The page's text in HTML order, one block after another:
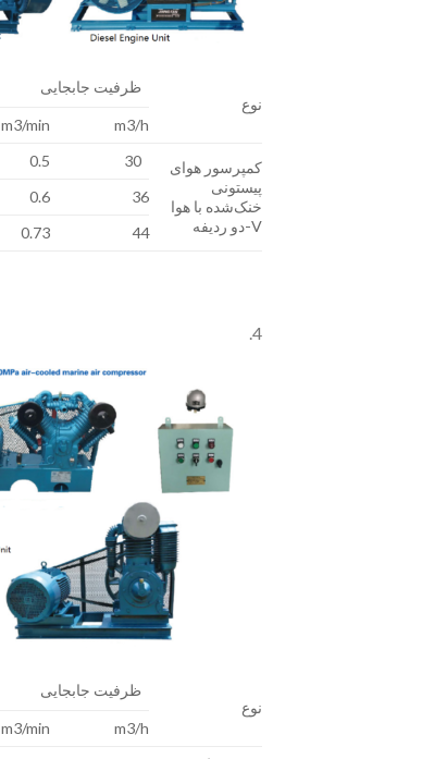
نوع
ظرفیت جابجایی
m3/h
m3/min
کمپرسور هوای
پیستونی
خنک‌شده با هوا
V-دو ردیفه
30
0.5
36
0.6
44
0.73
4.
نوع
ظرفیت جابجایی
m3/h
m3/min